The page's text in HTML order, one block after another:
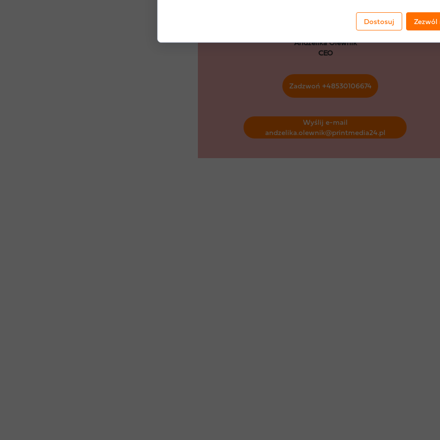
Wyślij e-mail
andzelika.olewnik@printmedia24.pl
Zadzwoń +48530106674
Andżelika Olewnik
CEO
Dostosuj Zezwól